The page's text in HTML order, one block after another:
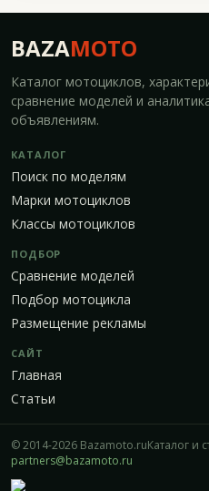
BAZAMOTO
Каталог мотоциклов,
сравнение моделей и
объявлениям.
КАТАЛОГ
Поиск по моделям
Марки мотоциклов
Классы мотоциклов
ПОДБОР
Сравнение моделей
Подбор мотоцикла
Размещение рекламы
САЙТ
Главная
Статьи
© 2014-2026 Bazamoto.ruКаталог и
partners@bazamoto.ru